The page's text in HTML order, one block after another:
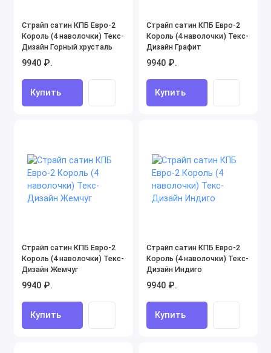
Ранфорс (1)
Сатин (982)
Сатин однотонный (362)
Тенсель (34)
Трикотаж (60)
Страйп сатин КПБ Евро-2
Король (4 наволочки) Текс-
Дизайн Горный хрусталь
9940 ₽.
Купить
Страйп сатин КПБ Евро-2
Король (4 наволочки) Текс-
Дизайн Графит
9940 ₽.
Купить
Страйп сатин КПБ Евро-2
Король (4 наволочки) Текс-
Дизайн Жемчуг
9940 ₽.
Купить
Страйп сатин КПБ Евро-2
Король (4 наволочки) Текс-
Дизайн Индиго
9940 ₽.
Купить